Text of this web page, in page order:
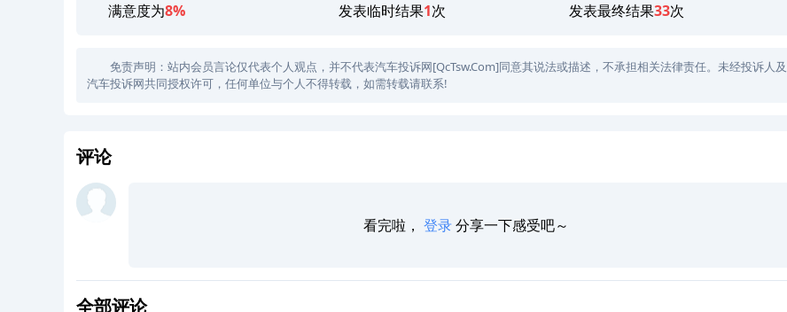
满意度为8% 发表临时结果1次 发表最终结果33次
免责声明：站内会员言论仅代表个人观点，并不代表汽车投诉网[QcTsw.Com]同意其说法或描述，不承担相关法律责任。未经投诉人及
汽车投诉网共同授权许可，任何单位与个人不得转载，如需转载请联系!
评论
看完啦， 登录分享一下感受吧～
全部评论